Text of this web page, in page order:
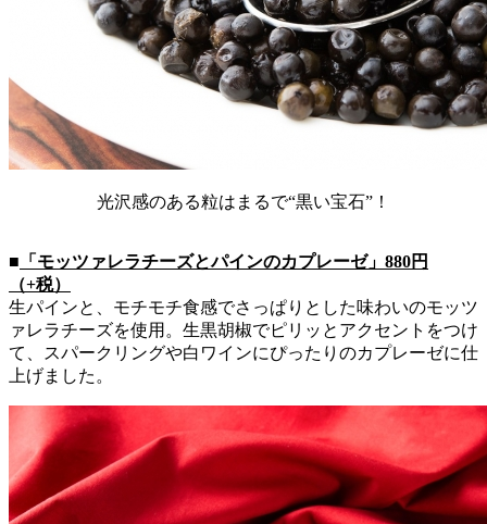
光沢感のある粒はまるで“黒い宝石”！
■ 「モッツァレラチーズとパインのカプレーゼ」880円
（+税）
生パインと、モチモチ食感でさっぱりとした味わいのモッツ
ァレラチーズを使用。生黒胡椒でピリッとアクセントをつけ
て、スパークリングや白ワインにぴったりのカプレーゼに仕
上げました。